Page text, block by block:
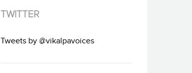
TWITTER
Tweets by @vikalpavoices